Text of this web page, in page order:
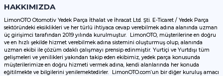
Görüş ve önerileriniz için teşekkür ederiz.
Ürün resmi kalitesiz, bozuk veya görüntülenemiyor.
Ürün açıklamasında eksik bilgiler bulunuyor.
Ürün bilgilerinde hatalar bulunuyor.
Ürün fiyatı diğer sitelerden daha pahalı.
HAKKIMIZDA
LimonOTO Otomotiv Yedek Parça İthalat ve İhracat Ltd. Şti. E-Ticaret / Yedek Parça
sektöründeki eksiklikleri ve her türlü ihtiyaca cevap verebilmek adına alanında uzman
üç girişimci tarafından 2019 yılında kurulmuştur. LimonOTO, müşterilerine en doğru
ve en hızlı şekilde hizmet verebilmek adına sistemini oluşturmuş olup, alanında
uzman ekibi ile çözüm odaklı çalışmayı prensip edinmiştir. Yurtiçi ve Yurtdışı tüm
gelişmeleri ve yenilikleri yakından takip eden ekibimiz, yedek parça konusunda
müşterilerimize en doğru hizmeti vermek adına, kendi alanlarında her konuda
eğitilmekte ve bilgilerini yenilemektedirler. LimonOTO.com’un bir diğer kuruluş amacı